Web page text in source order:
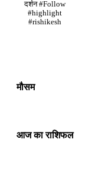
दर्शन #Follow
#highlight
#rishikesh
मौसम
आज का राशिफल